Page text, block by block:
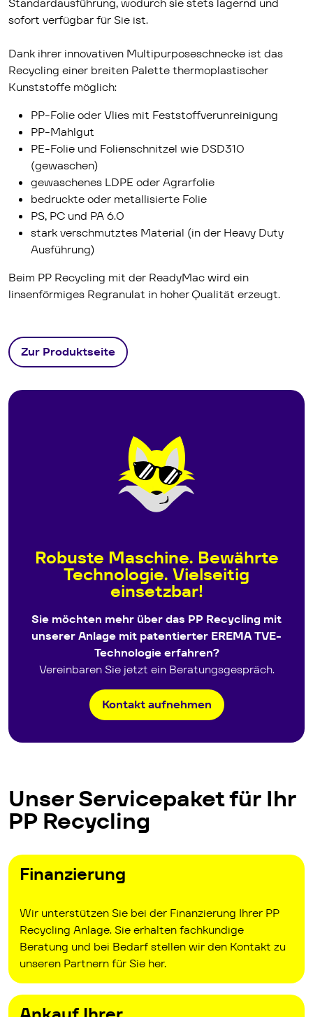
Standardausführung, wodurch sie stets lagernd und
sofort verfügbar für Sie ist.
Dank ihrer innovativen Multipurposeschnecke ist das
Recycling einer breiten Palette thermoplastischer
Kunststoffe möglich:
PP-Folie oder Vlies mit Feststoffverunreinigung
PP-Mahlgut
PE-Folie und Folienschnitzel wie DSD310
(gewaschen)
gewaschenes LDPE oder Agrarfolie
bedruckte oder metallisierte Folie
PS, PC und PA 6.0
stark verschmutztes Material (in der Heavy Duty
Ausführung)
Beim PP Recycling mit der Ready­Mac wird ein
linsenförmiges Regranulat in hoher Qualität erzeugt.
Zur Produktseite
Robuste Maschine. Bewährte
Technologie. Vielseitig
einsetzbar!
Sie möchten mehr über das PP Recycling mit
unserer Anlage mit patentierter EREMA TVE-
Technologie erfahren?
Vereinbaren Sie jetzt ein Beratungsgespräch.
Kontakt aufnehmen
Unser Servicepaket für Ihr
PP Recycling
Finanzierung
Wir unterstützen Sie bei der Finanzierung Ihrer PP
Recycling Anlage. Sie erhalten fachkundige
Beratung und bei Bedarf stellen wir den Kontakt zu
unseren Partnern für Sie her.